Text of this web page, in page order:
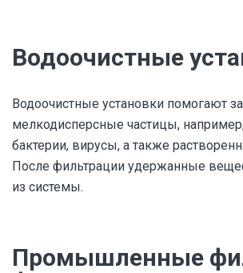
Водоочистные
Водоочистные установки помогают
мелкодисперсные частицы,
бактерии, вирусы, а также
После фильтрации удержанные
из системы.
Промышленные